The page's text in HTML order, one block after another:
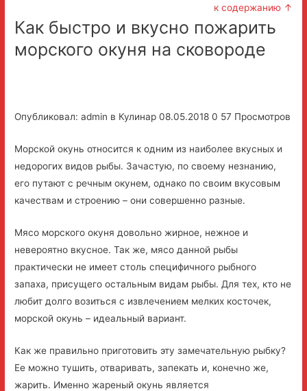
к содержанию ↑
Как быстро и вкусно пожарить
морского окуня на сковороде
Опубликовал: admin в Кулинар 08.05.2018 0 57 Просмотров
Морской окунь относится к одним из наиболее вкусных и
недорогих видов рыбы. Зачастую, по своему незнанию,
его путают с речным окунем, однако по своим вкусовым
качествам и строению – они совершенно разные.
Мясо морского окуня довольно жирное, нежное и
невероятно вкусное. Так же, мясо данной рыбы
практически не имеет столь специфичного рыбного
запаха, присущего остальным видам рыбы. Для тех, кто не
любит долго возиться с извлечением мелких косточек,
морской окунь – идеальный вариант.
Как же правильно приготовить эту замечательную рыбку?
Ее можно тушить, отваривать, запекать и, конечно же,
жарить. Именно жареный окунь является